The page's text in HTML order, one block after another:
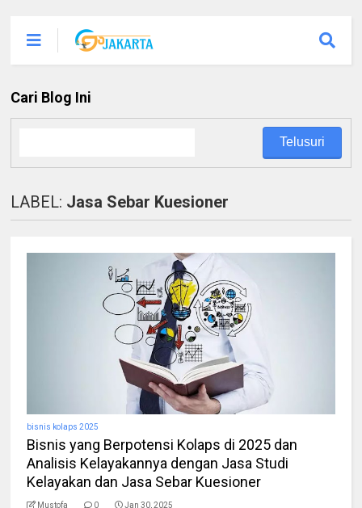
Cari Blog Ini
LABEL: Jasa Sebar Kuesioner
bisnis kolaps 2025
Bisnis yang Berpotensi Kolaps di 2025 dan
Analisis Kelayakannya dengan Jasa Studi
Kelayakan dan Jasa Sebar Kuesioner
Mustofa 0 Jan 30, 2025